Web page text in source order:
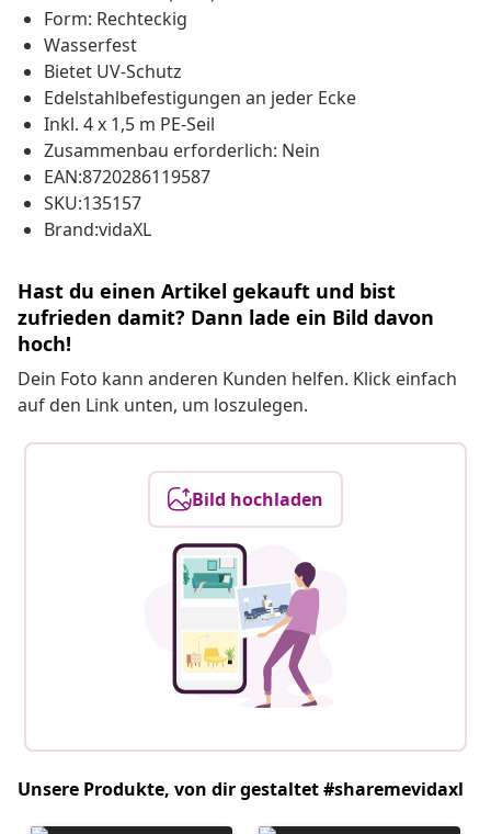
Form: Rechteckig
Wasserfest
Bietet UV-Schutz
Edelstahlbefestigungen an jeder Ecke
Inkl. 4 x 1,5 m PE-Seil
Zusammenbau erforderlich: Nein
EAN:8720286119587
SKU:135157
Brand:vidaXL
Hast du einen Artikel gekauft und bist
zufrieden damit? Dann lade ein Bild davon
hoch!
Dein Foto kann anderen Kunden helfen. Klick einfach
auf den Link unten, um loszulegen.
Bild hochladen
Unsere Produkte, von dir gestaltet #sharemevidaxl